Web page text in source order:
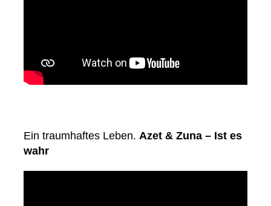
Ein traumhaftes Leben. Azet & Zuna – Ist es
wahr